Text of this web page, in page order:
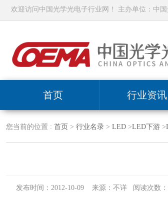
欢迎访问中国光学光电子行业网！ 主办单位：中
首页 行业资讯
您当前的位置 : 首页 > 行业名录 > LED >LED下游 >
发布时间：2012-10-09 来源：不详 阅读次数：